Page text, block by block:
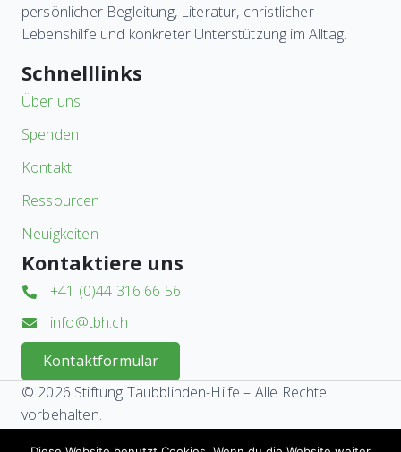
persönlicher Begleitung, Literatur, christlicher
Lebenshilfe und konkreter Unterstützung im Alltag.
Schnelllinks
Über uns
Spenden
Kontakt
Ressourcen
Neuigkeiten
Kontaktiere uns
+41 (0)44 316 66 56
info@tbh.ch
Kontaktformular
© 2026 Stiftung Taubblinden-Hilfe – Alle Rechte
vorbehalten.